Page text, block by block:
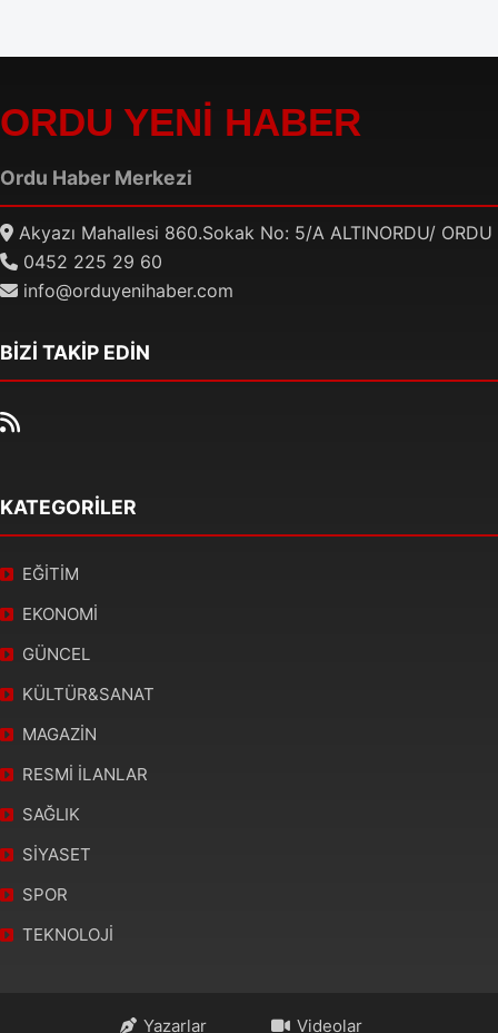
ORDU YENİ HABER
Ordu Haber Merkezi
Akyazı Mahallesi 860.Sokak No: 5/A ALTINORDU/ ORDU
0452 225 29 60
info@orduyenihaber.com
BİZİ TAKİP EDİN
KATEGORİLER
EĞİTİM
EKONOMİ
GÜNCEL
KÜLTÜR&SANAT
MAGAZİN
RESMİ İLANLAR
SAĞLIK
SİYASET
SPOR
TEKNOLOJİ
Yazarlar Videolar